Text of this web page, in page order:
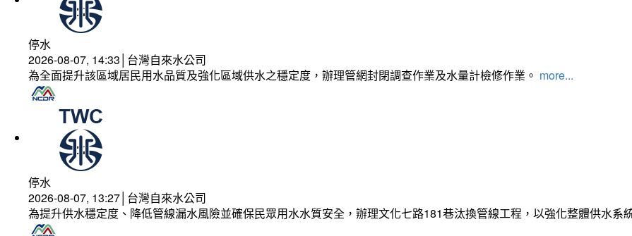
停水
2026-08-07, 14:33│台灣自來水公司
為全面提升該區域居民用水品質及強化區域供水之穩定度，辦理管網封閉調查作業及水量計檢修作業。 more...
停水
2026-08-07, 13:27│台灣自來水公司
為提升供水穩定度、降低管線漏水風險並確保民眾用水水質安全，辦理文化七路181巷汰換管線工程，以強化整體供水系